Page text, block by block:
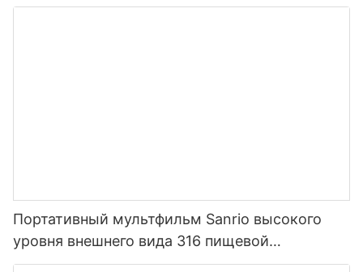
Портативный мультфильм Sanrio высокого
уровня внешнего вида 316 пищевой
нержавеющей стали термос для детей